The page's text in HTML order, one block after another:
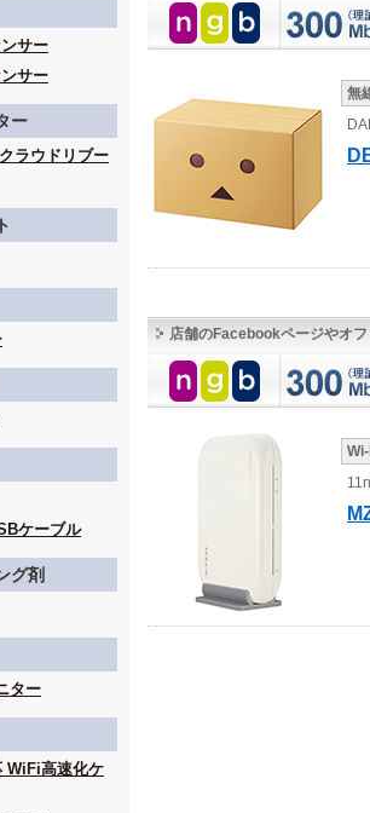
サー
サー
ー
ラウドリブー
ケーブル
グ剤
ター
WiFi高速化ケ
無
店舗のFacebookページやオ